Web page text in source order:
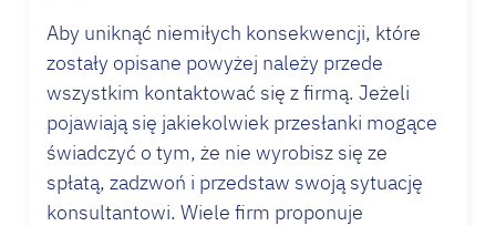
Aby uniknąć niemiłych konsekwencji, które
zostały opisane powyżej należy przede
wszystkim kontaktować się z firmą. Jeżeli
pojawiają się jakiekolwiek przesłanki mogące
świadczyć o tym, że nie wyrobisz się ze
spłatą, zadzwoń i przedstaw swoją sytuację
konsultantowi. Wiele firm proponuje